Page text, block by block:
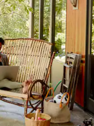
les parcourir ou en